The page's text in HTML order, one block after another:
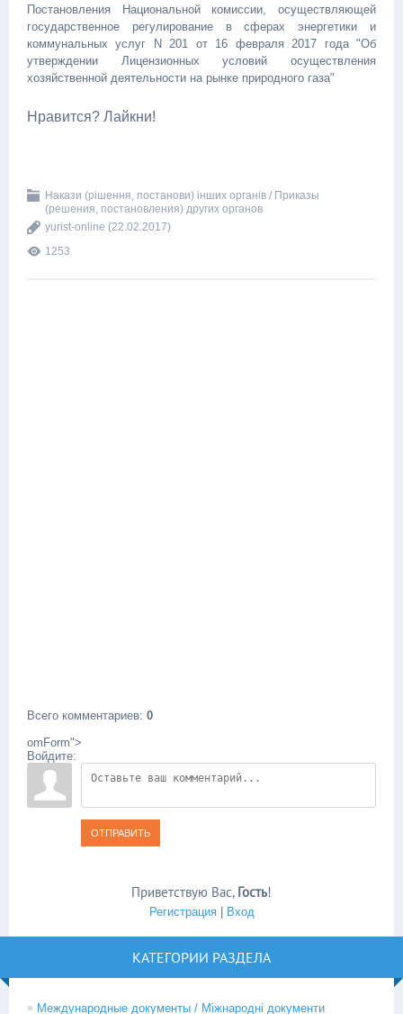
Постановления Национальной комиссии, осуществляющей
государственное регулирование в сферах энергетики и
коммунальных услуг N 201 от 16 февраля 2017 года "Об
утверждении Лицензионных условий осуществления
хозяйственной деятельности на рынке природного газа"
Нравится? Лайкни!
Накази (рішення, постанови) інших органів / Приказы
(решения, постановления) других органов
yurist-online (22.02.2017)
1253
Всего комментариев: 0
omForm">
Войдите:
ОТПРАВИТЬ
Приветствую Вас, Гость!
Регистрация| Вход
КАТЕГОРИИ РАЗДЕЛА
Международные документы / Міжнародні документи